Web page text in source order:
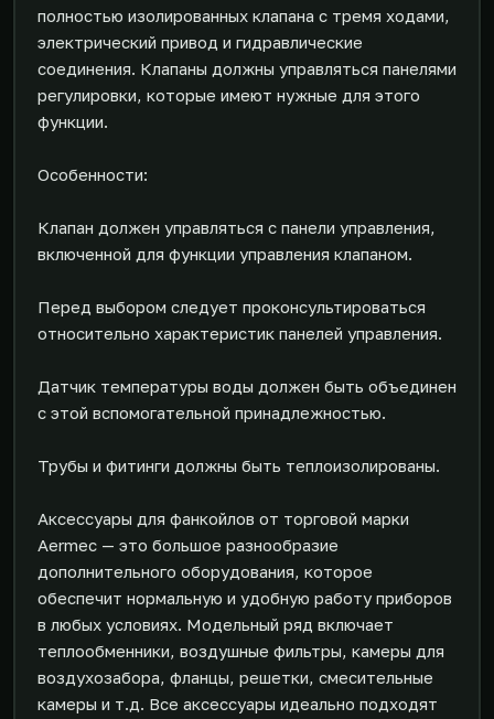
полностью изолированных клапана с тремя ходами,
электрический привод и гидравлические
соединения. Клапаны должны управляться панелями
регулировки, которые имеют нужные для этого
функции.
Особенности:
Клапан должен управляться с панели управления,
включенной для функции управления клапаном.
Перед выбором следует проконсультироваться
относительно характеристик панелей управления.
Датчик температуры воды должен быть объединен
с этой вспомогательной принадлежностью.
Трубы и фитинги должны быть теплоизолированы.
Аксессуары для фанкойлов от торговой марки
Aermec — это большое разнообразие
дополнительного оборудования, которое
обеспечит нормальную и удобную работу приборов
в любых условиях. Модельный ряд включает
теплообменники, воздушные фильтры, камеры для
воздухозабора, фланцы, решетки, смесительные
камеры и т.д. Все аксессуары идеально подходят